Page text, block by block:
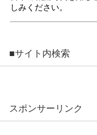
しみください。
■サイト内検索
スポンサーリンク